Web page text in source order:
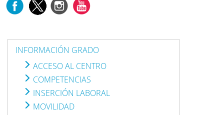
INFORMACIÓN GRADO
ACCESO AL CENTRO
COMPETENCIAS
INSERCIÓN LABORAL
MOVILIDAD